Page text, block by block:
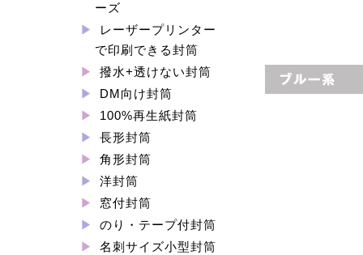
ーズ
レーザープリンター
で印刷できる封筒
撥水+透けない封筒
DM向け封筒
100%再生紙封筒
長形封筒
角形封筒
洋封筒
窓付封筒
のり・テープ付封筒
名刺サイズ小型封筒